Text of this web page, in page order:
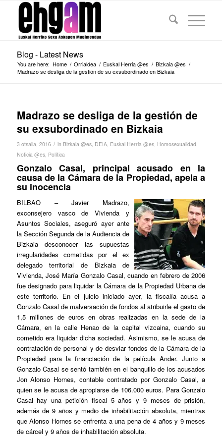
Blog - Latest News
You are here: Home / Orrialdea / Euskal Herria @es / Bizkaia @es /
Madrazo se desliga de la gestión de su exsubordinado en Bizkaia
Madrazo se desliga de la gestión de
su exsubordinado en Bizkaia
3 otsaila, 2016 / in Bizkaia @es, DEIA, Euskal Herria @es, Homosexualidad,
Noticia @es, Política
Gonzalo Casal, principal acusado en la
causa de la Cámara de la Propiedad, apela a
su inocencia
BILBAO – Javier Madrazo,
exconsejero vasco de Vivienda y
Asuntos Sociales, aseguró ayer ante
la Sección Segunda de la Audiencia de
Bizkaia desconocer las supuestas
irregularidades cometidas por el ex
delegado territorial de Bizkaia de
Vivienda, José María Gonzalo Casal, cuando en febrero de 2006
fue designado para liquidar la Cámara de la Propiedad Urbana de
este territorio. En el juicio iniciado ayer, la fiscalía acusa a
Gonzalo Casal de malversación de fondos al atribuirle el gasto de
1,5 millones de euros en obras realizadas en la sede de la
Cámara, en la calle Henao de la capital vizcaina, cuando su
cometido era liquidar dicha sociedad. Asimismo, se le acusa de
contratación de personal y de desviar fondos de la Cámara de la
Propiedad para la financiación de la película Ander. Junto a
Gonzalo Casal se sentó también en el banquillo de los acusados
Jon Alonso Hornes, contable contratado por Gonzalo Casal, a
quien se le acusa de apropiarse de 106.000 euros. Para Gonzalo
Casal hay una petición fiscal 5 años y 9 meses de prisión,
además de 9 años y medio de inhabilitación absoluta, mientras
que Alonso Hornes se enfrenta a una pena de 4 años y 9 meses
de cárcel y 9 años de inhabilitación absoluta.